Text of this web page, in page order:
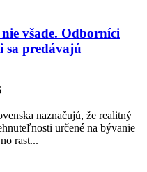
všade. Odborníci
sa predávajú
naznačujú, že realitný
určené na bývanie
rast...